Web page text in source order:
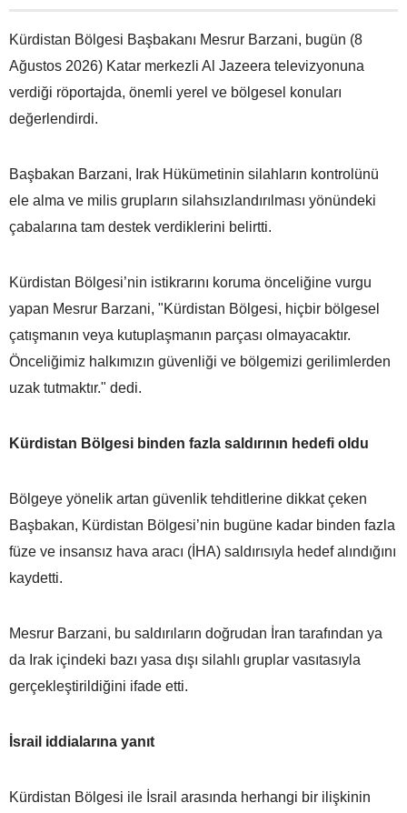
Kürdistan Bölgesi Başbakanı Mesrur Barzani, bugün (8
Ağustos 2026) Katar merkezli Al Jazeera televizyonuna
verdiği röportajda, önemli yerel ve bölgesel konuları
değerlendirdi.
Başbakan Barzani, Irak Hükümetinin silahların kontrolünü
ele alma ve milis grupların silahsızlandırılması yönündeki
çabalarına tam destek verdiklerini belirtti.
Kürdistan Bölgesi’nin istikrarını koruma önceliğine vurgu
yapan Mesrur Barzani, "Kürdistan Bölgesi, hiçbir bölgesel
çatışmanın veya kutuplaşmanın parçası olmayacaktır.
Önceliğimiz halkımızın güvenliği ve bölgemizi gerilimlerden
uzak tutmaktır." dedi.
Kürdistan Bölgesi binden fazla saldırının hedefi oldu
Bölgeye yönelik artan güvenlik tehditlerine dikkat çeken
Başbakan, Kürdistan Bölgesi’nin bugüne kadar binden fazla
füze ve insansız hava aracı (İHA) saldırısıyla hedef alındığını
kaydetti.
Mesrur Barzani, bu saldırıların doğrudan İran tarafından ya
da Irak içindeki bazı yasa dışı silahlı gruplar vasıtasıyla
gerçekleştirildiğini ifade etti.
İsrail iddialarına yanıt
Kürdistan Bölgesi ile İsrail arasında herhangi bir ilişkinin